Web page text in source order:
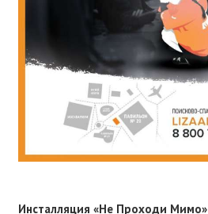
Инсталляция «Не Проходи Мимо»